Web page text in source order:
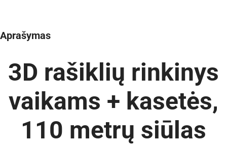
Aprašymas
3D rašiklių rinkinys
vaikams + kasetės,
110 metrų siūlas